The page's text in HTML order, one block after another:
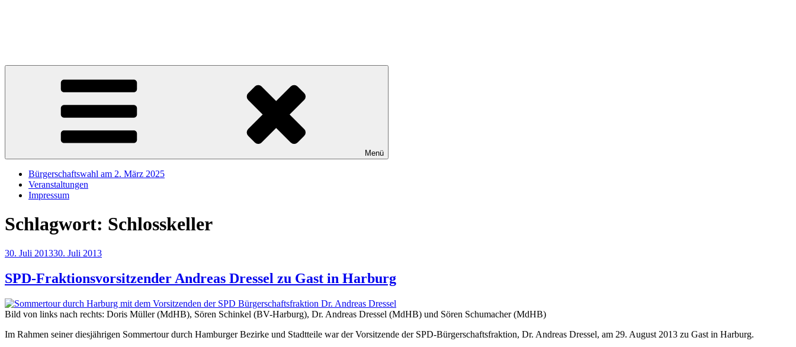
Menü
Bürgerschaftswahl am 2. März 2025
Veranstaltungen
Impressum
Schlagwort: Schlosskeller
Veröffentlicht
30. Juli 201330. Juli 2013
SPD-Fraktionsvorsitzender Andreas Dressel zu Gast in Harburg
Bild von links nach rechts: Doris Müller (MdHB), Sören Schinkel (BV-Harburg), Dr. Andreas Dressel (MdHB) und Sören Schumacher (MdHB)
Im Rahmen seiner diesjährigen Sommertour durch Hamburger Bezirke und Stadtteile war der Vorsitzende der SPD-Bürgerschaftsfraktion, Dr. Andreas Dressel, am 29. August 2013 zu Gast in Harburg.